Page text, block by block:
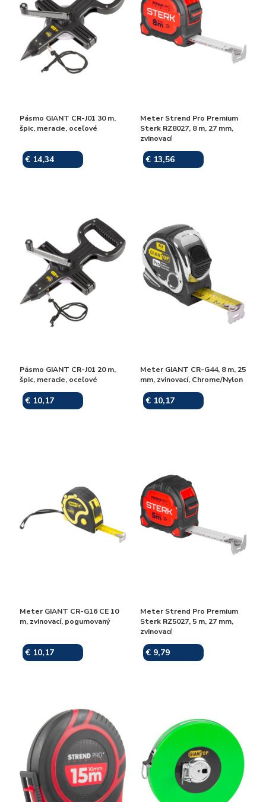
Pásmo GIANT CR-J01 30 m,
špic, meracie, oceľové
€ 14,34
Meter Strend Pro Premium
Sterk RZ8027, 8 m, 27 mm,
zvinovací
€ 13,56
Pásmo GIANT CR-J01 20 m,
špic, meracie, oceľové
€ 10,17
Meter GIANT CR-G44, 8 m, 25
mm, zvinovací, Chrome/Nylon
€ 10,17
Meter GIANT CR-G16 CE 10
m, zvinovací, pogumovaný
€ 10,17
Meter Strend Pro Premium
Sterk RZ5027, 5 m, 27 mm,
zvinovací
€ 9,79